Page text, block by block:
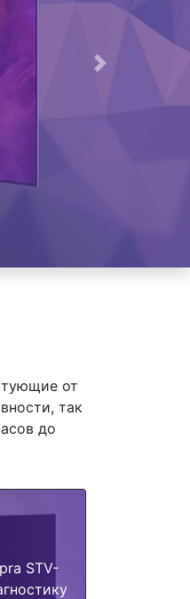
Следующая
от
так
до
STV-